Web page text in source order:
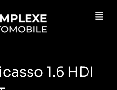
1.6 HDI